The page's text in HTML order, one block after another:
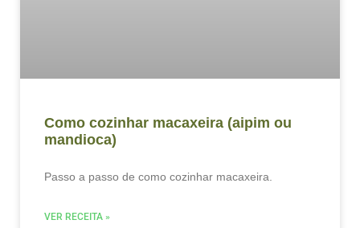
Como cozinhar macaxeira (aipim ou
mandioca)
Passo a passo de como cozinhar macaxeira.
VER RECEITA »